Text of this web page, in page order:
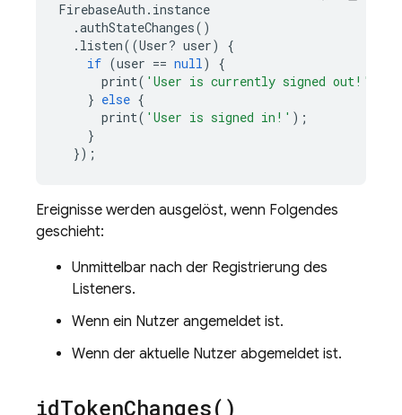
FirebaseAuth . instance
.authStateChanges()
. listen((User? user)
{
if (user == null)
{
print( 'User is currently signed out!'
} else {
print( 'User is signed in!' );
}
});
Ereignisse werden ausgelöst, wenn Folgendes
geschieht:
Unmittelbar nach der Registrierung des
Listeners.
Wenn ein Nutzer angemeldet ist.
Wenn der aktuelle Nutzer abgemeldet ist.
idTokenChanges()